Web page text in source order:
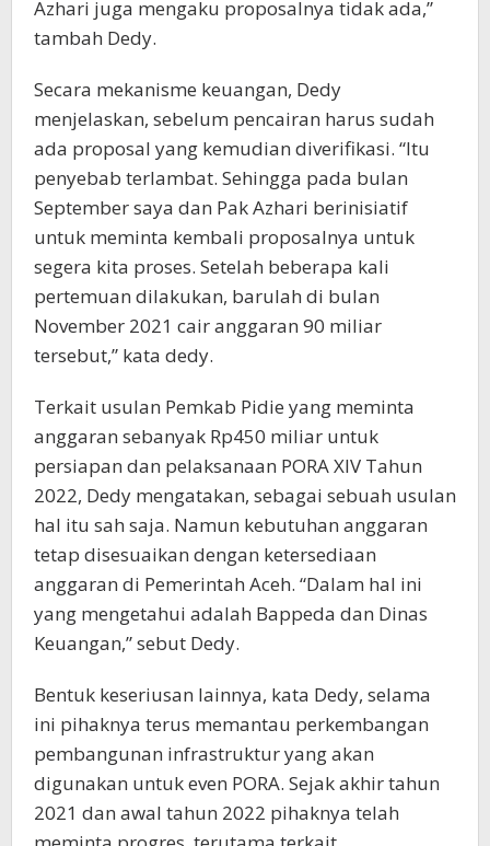
Azhari juga mengaku proposalnya tidak ada,”
tambah Dedy.
Secara mekanisme keuangan, Dedy
menjelaskan, sebelum pencairan harus sudah
ada proposal yang kemudian diverifikasi. “Itu
penyebab terlambat. Sehingga pada bulan
September saya dan Pak Azhari berinisiatif
untuk meminta kembali proposalnya untuk
segera kita proses. Setelah beberapa kali
pertemuan dilakukan, barulah di bulan
November 2021 cair anggaran 90 miliar
tersebut,” kata dedy.
Terkait usulan Pemkab Pidie yang meminta
anggaran sebanyak Rp450 miliar untuk
persiapan dan pelaksanaan PORA XIV Tahun
2022, Dedy mengatakan, sebagai sebuah usulan
hal itu sah saja. Namun kebutuhan anggaran
tetap disesuaikan dengan ketersediaan
anggaran di Pemerintah Aceh. “Dalam hal ini
yang mengetahui adalah Bappeda dan Dinas
Keuangan,” sebut Dedy.
Bentuk keseriusan lainnya, kata Dedy, selama
ini pihaknya terus memantau perkembangan
pembangunan infrastruktur yang akan
digunakan untuk even PORA. Sejak akhir tahun
2021 dan awal tahun 2022 pihaknya telah